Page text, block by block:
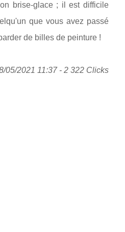
brise-glace ; il est difficile
que vous avez passé
de billes de peinture !
05/2021 11:37 - 2 322 Clicks